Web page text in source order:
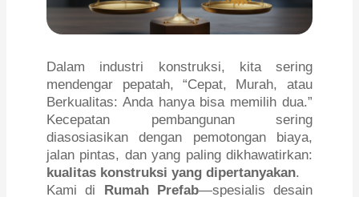
Dalam industri konstruksi, kita sering
mendengar pepatah, “Cepat, Murah, atau
Berkualitas: Anda hanya bisa memilih dua.”
Kecepatan pembangunan sering
diasosiasikan dengan pemotongan biaya,
jalan pintas, dan yang paling dikhawatirkan:
kualitas konstruksi yang dipertanyakan.
Kami di Rumah Prefab—spesialis desain